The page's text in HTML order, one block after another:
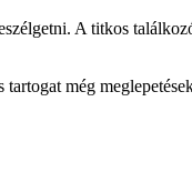
A titkos
még